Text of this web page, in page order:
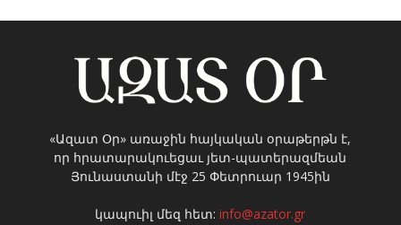
«Ազատ Օր» առաջին հայկական օրաթերթն է,
որ հրատարակուեցաւ յետ-պատերազմեան
Յունաստանի մէջ 25 Փետրուար 1945ին
կապուիլ մեզ հետ:info@azator.gr